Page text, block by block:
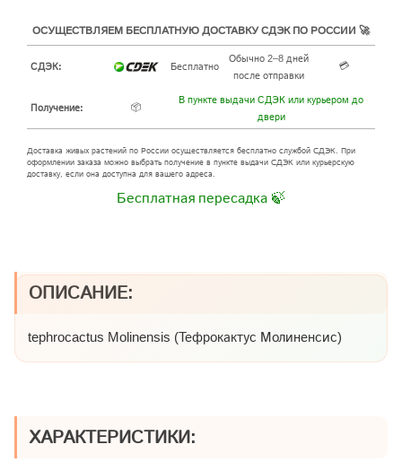
ОСУЩЕСТВЛЯЕМ БЕСПЛАТНУЮ ДОСТАВКУ СДЭК ПО РОССИИ 🚀
СДЭК: Бесплатно
Обычно 2–8 дней
после отправки
💳
Получение: 📦
В пункте выдачи СДЭК или курьером до
двери
Доставка живых растений по России осуществляется бесплатно службой СДЭК. При
оформлении заказа можно выбрать получение в пункте выдачи СДЭК или курьерскую
доставку, если она доступна для вашего адреса.
Бесплатная пересадка 🍃
ОПИСАНИЕ:
tephrocactus Molinensis (Тефрокактус Молиненсис)
ХАРАКТЕРИСТИКИ: